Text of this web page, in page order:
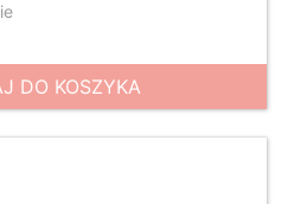
DO KOSZYKA